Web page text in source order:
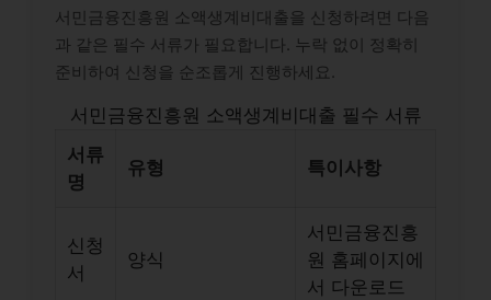
서민금융진흥원 소액생계비대출을 신청하려면 다음
과 같은 필수 서류가 필요합니다. 누락 없이 정확히
준비하여 신청을 순조롭게 진행하세요.
서민금융진흥원 소액생계비대출 필수 서류
서류
명
유형 특이사항
신청
서
양식
서민금융진흥
원 홈페이지에
서 다운로드